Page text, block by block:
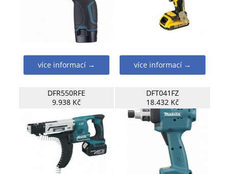
více informací → více informací →
DFR550RFE
9.938 Kč
DFT041FZ
18.432 Kč